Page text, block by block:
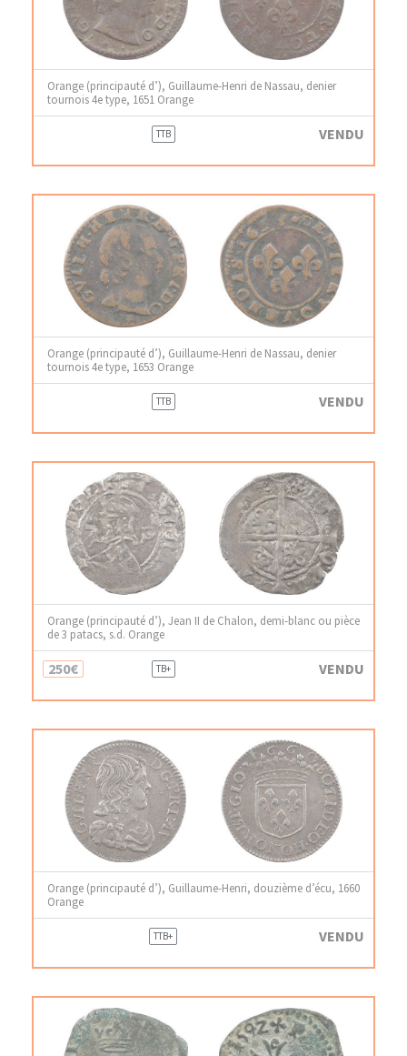
Orange (principauté d’), Guillaume-Henri de Nassau, denier
tournois 4e type, 1651 Orange
TTB VENDU
Orange (principauté d’), Guillaume-Henri de Nassau, denier
tournois 4e type, 1653 Orange
TTB VENDU
Orange (principauté d’), Jean II de Chalon, demi-blanc ou pièce
de 3 patacs, s.d. Orange
250€ TB+ VENDU
Orange (principauté d’), Guillaume-Henri, douzième d’écu, 1660
Orange
TTB+ VENDU